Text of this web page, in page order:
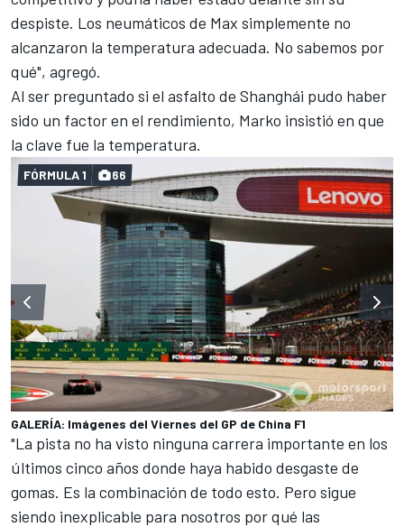
despiste. Los neumáticos de Max simplemente no
alcanzaron la temperatura adecuada. No sabemos por
qué", agregó.
Al ser preguntado si el asfalto de Shanghái pudo haber
sido un factor en el rendimiento, Marko insistió en que
la clave fue la temperatura.
GALERÍA: Imágenes del Viernes del GP de China F1
FÓRMULA 1 66
"La pista no ha visto ninguna carrera importante en los
últimos cinco años donde haya habido desgaste de
gomas. Es la combinación de todo esto. Pero sigue
siendo inexplicable para nosotros por qué las